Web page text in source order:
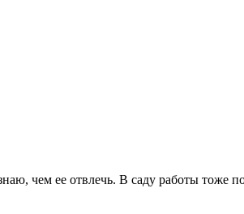
чем ее отвлечь. В саду работы тоже